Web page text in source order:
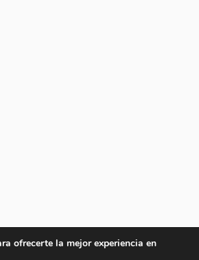
ofrecerte la mejor experiencia en